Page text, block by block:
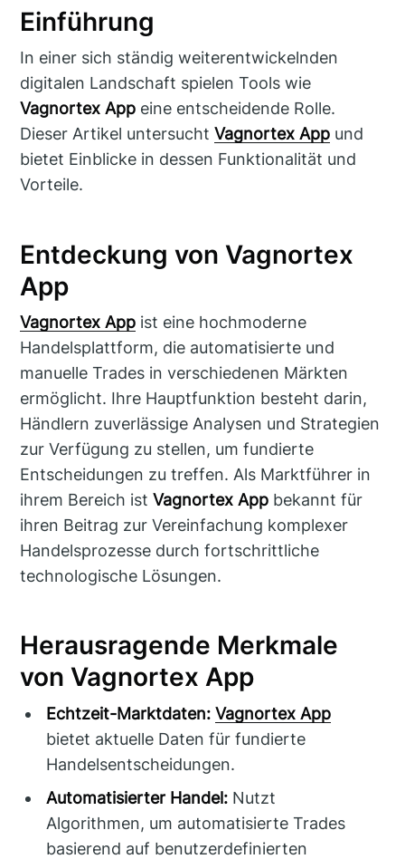
Einführung
In einer sich ständig weiterentwickelnden
digitalen Landschaft spielen Tools wie
Vagnortex App eine entscheidende Rolle.
Dieser Artikel untersuchtVagnortex App und
bietet Einblicke in dessen Funktionalität und
Vorteile.
Entdeckung von Vagnortex
App
Vagnortex App ist eine hochmoderne
Handelsplattform, die automatisierte und
manuelle Trades in verschiedenen Märkten
ermöglicht. Ihre Hauptfunktion besteht darin,
Händlern zuverlässige Analysen und Strategien
zur Verfügung zu stellen, um fundierte
Entscheidungen zu treffen. Als Marktführer in
ihrem Bereich istVagnortex App bekannt für
ihren Beitrag zur Vereinfachung komplexer
Handelsprozesse durch fortschrittliche
technologische Lösungen.
Herausragende Merkmale
von Vagnortex App
Echtzeit-Marktdaten: Vagnortex App
bietet aktuelle Daten für fundierte
Handelsentscheidungen.
Automatisierter Handel: Nutzt
Algorithmen, um automatisierte Trades
basierend auf benutzerdefinierten